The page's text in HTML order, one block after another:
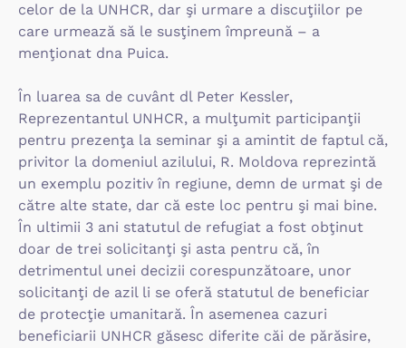
celor de la UNHCR, dar şi urmare a discuţiilor pe
care urmează să le susţinem împreună – a
menţionat dna Puica.
În luarea sa de cuvânt dl Peter Kessler,
Reprezentantul UNHCR, a mulţumit participanţii
pentru prezenţa la seminar şi a amintit de faptul că,
privitor la domeniul azilului, R. Moldova reprezintă
un exemplu pozitiv în regiune, demn de urmat şi de
către alte state, dar că este loc pentru şi mai bine.
În ultimii 3 ani statutul de refugiat a fost obţinut
doar de trei solicitanţi şi asta pentru că, în
detrimentul unei decizii corespunzătoare, unor
solicitanţi de azil li se oferă statutul de beneficiar
de protecţie umanitară. În asemenea cazuri
beneficiarii UNHCR găsesc diferite căi de părăsire,